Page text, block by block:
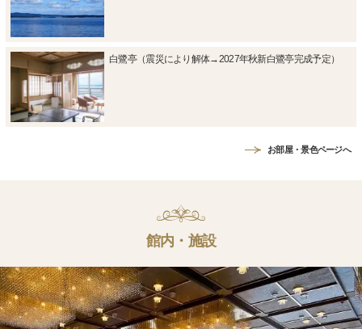
白鷺亭（震災により解体→2027年秋新白鷺亭完成予定）
お部屋・景色ページへ
館内・施設